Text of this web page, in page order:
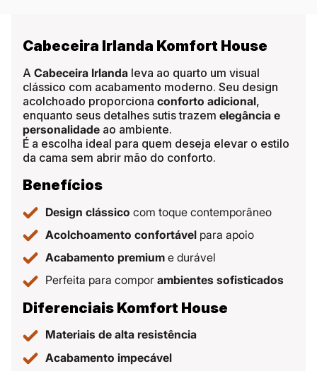
Cabeceira Irlanda Komfort House
A Cabeceira Irlanda leva ao quarto um visual
clássico com acabamento moderno. Seu design
acolchoado proporciona conforto adicional,
enquanto seus detalhes sutis trazem elegância e
personalidade ao ambiente.
É a escolha ideal para quem deseja elevar o estilo
da cama sem abrir mão do conforto.
Benefícios
Design clássico com toque contemporâneo
Acolchoamento confortável para apoio
Acabamento premium e durável
Perfeita para compor ambientes sofisticados
Diferenciais Komfort House
Materiais de alta resistência
Acabamento impecável